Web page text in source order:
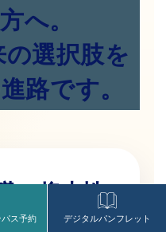
へ。
選択肢を
路です。
・将来性
た美容の
ス予約 デジタルパンフレット